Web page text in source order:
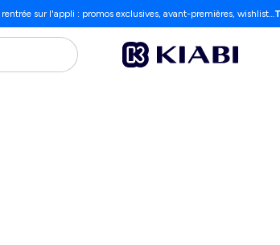
rentrée sur l'appli : promos exclusives, avant-premières, wishlist…